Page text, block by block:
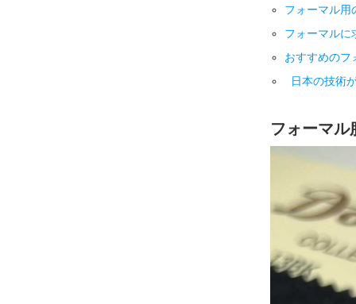
フォーマル用
フォーマルに
おすすめのフ
日本の技術
フォーマル